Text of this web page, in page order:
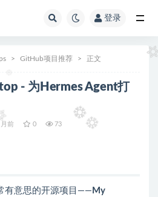
登录
GitHub项目推荐 正文
- 为Hermes Agent打
前 0 73
有意思的开源项目—— My